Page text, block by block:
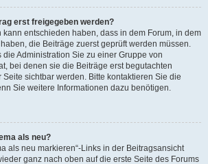
erst freigegeben werden?
kann entschieden haben, dass in dem Forum, in dem
die Beiträge zuerst geprüft werden müssen.
die Administration Sie zu einer Gruppe von
bei denen sie die Beiträge erst begutachten
Seite sichtbar werden. Bitte kontaktieren Sie die
Sie weitere Informationen dazu benötigen.
als neu?
als neu markieren“-Links in der Beitragsansicht
ganz nach oben auf die erste Seite des Forums